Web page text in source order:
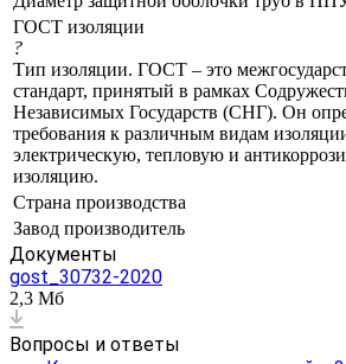
ГОСТ изоляции
?
Тип изоляции. ГОСТ – это
стандарт, принятый в рамках
Независимых Государств (СНГ). Он
требования к различным видам
электрическую, тепловую и
изоляцию.
Страна производства
Завод производитель
Документы
gost_30732-2020
2,3 Мб
Вопросы и ответы